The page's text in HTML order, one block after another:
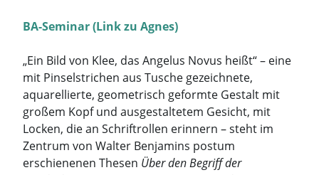
BA-Seminar (Link zu Agnes)
„Ein Bild von Klee, das Angelus Novus heißt“ – eine
mit Pinselstrichen aus Tusche gezeichnete,
aquarellierte, geometrisch geformte Gestalt mit
großem Kopf und ausgestaltetem Gesicht, mit
Locken, die an Schriftrollen erinnern – steht im
Zentrum von Walter Benjamins postum
erschienenen Thesen Über den Begriff der